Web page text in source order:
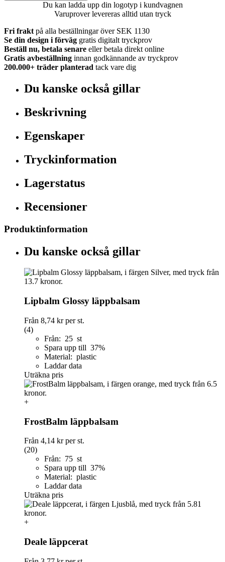
Du kan ladda upp din logotyp i kundvagnen
Varuprover levereras alltid utan tryck
Fri frakt på alla beställningar över SEK 1130
Se din design i förväg gratis digitalt tryckprov
Beställ nu, betala senare eller betala direkt online
Gratis avbeställning innan godkännande av tryckprov
200.000+ träder planterad tack vare dig
Du kanske också gillar
Beskrivning
Egenskaper
Tryckinformation
Lagerstatus
Recensioner
Produktinformation
Du kanske också gillar
Lipbalm Glossy läppbalsam
Från 8,74 krper st.
(4)
Från: 25 st
Spara upp till 37%
Material: plastic
Laddar data
Uträkna pris
+
FrostBalm läppbalsam
Från 4,14 krper st.
(20)
Från: 75 st
Spara upp till 37%
Material: plastic
Laddar data
Uträkna pris
+
Deale läppcerat